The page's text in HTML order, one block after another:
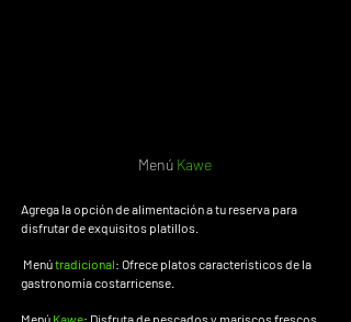
Menú Kawe
Agrega la opción de alimentación a tu reserva para
disfrutar deexquisitos platillos.
Menútradicional: Ofrece platos característicos de la
gastronomía costarricense.
Menú Kawe: Disfruta de pescados y mariscos frescos,